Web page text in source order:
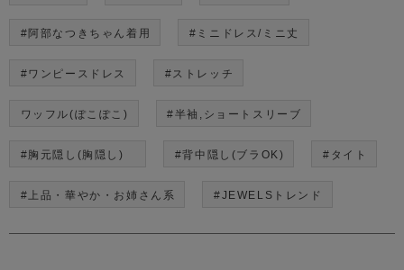
#阿部なつきちゃん着用 #ミニドレス/ミニ丈
#ワンピースドレス #ストレッチ
ワッフル(ぽこぽこ) #半袖,ショートスリーブ
#胸元隠し(胸隠し) #背中隠し(ブラOK) #タイト
#上品・華やか・お姉さん系 #JEWELSトレンド